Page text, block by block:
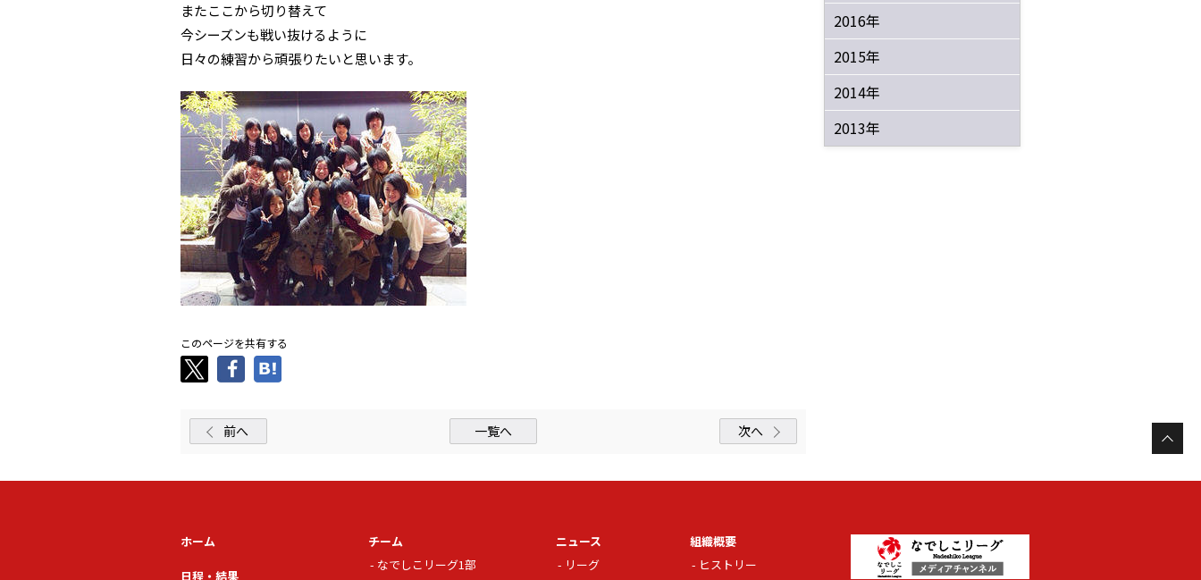
またここから切り替えて
今シーズンも戦い抜けるように
日々の練習から頑張りたいと思います。
このページを共有する
前へ 一覧へ 次へ
2016年
2015年
2014年
2013年
ホーム
日程・結果
チーム
なでしこリーグ1部
ニュース
リーグ
組織概要
ヒストリー